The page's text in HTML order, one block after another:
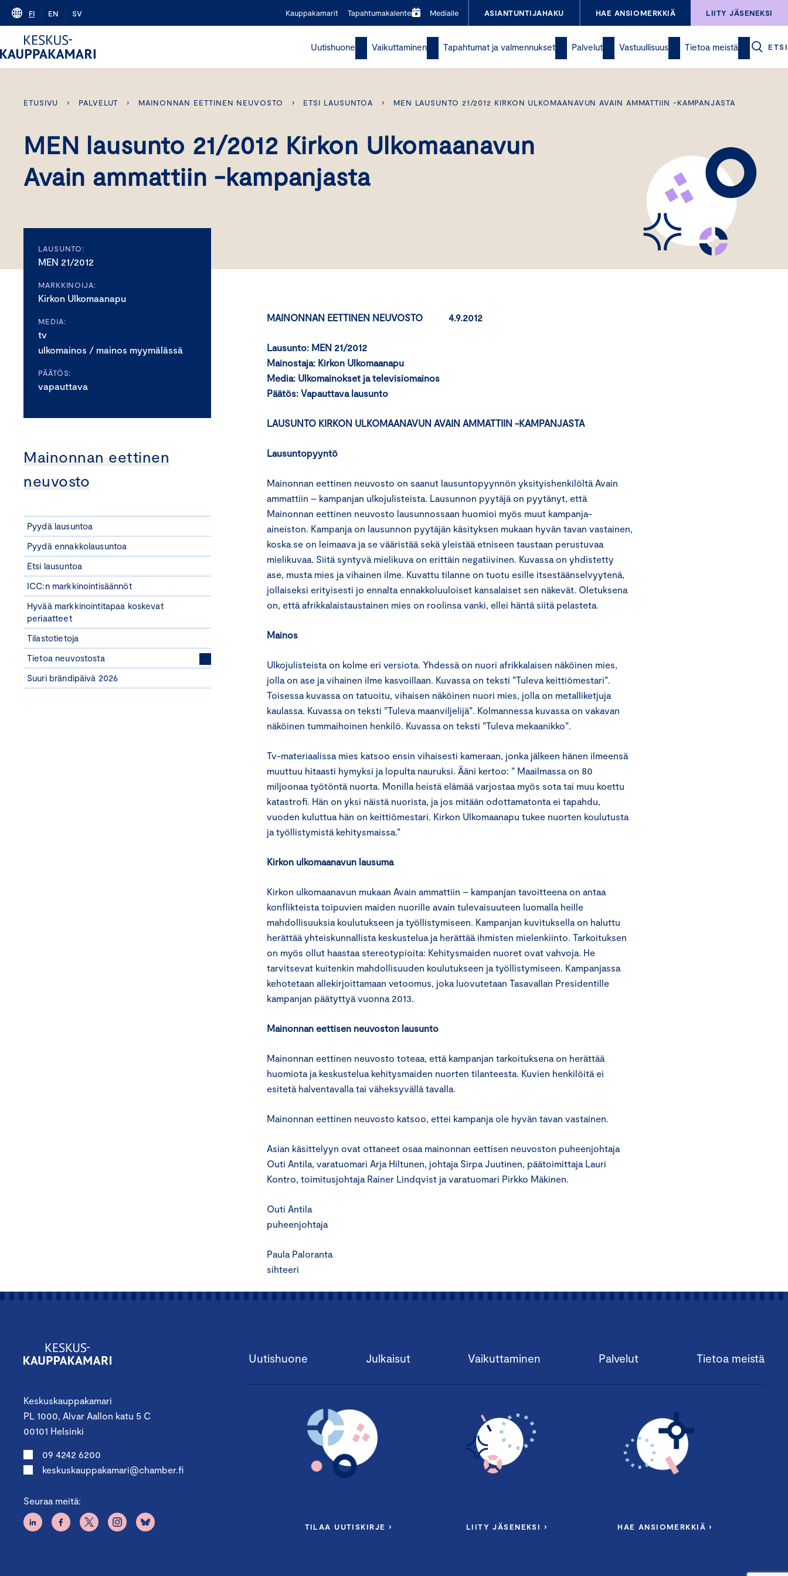
Skip
content
FI EN SV Kauppakamarit Tapahtumakalenteri Medialle ASIANTUNTIJAHAKU HAE ANSIOMERKKIÄ LIITY JÄSENEKSI
Uutishuone Vaikuttaminen Tapahtumat ja valmennukset Palvelut Vastuullisuus Tietoa meistä ETSI
ETUSIVU › PALVELUT › MAINONNAN EETTINEN NEUVOSTO › ETSI LAUSUNTOA › MEN LAUSUNTO 21/2012 KIRKON ULKOMAANAVUN AVAIN AMMATTIIN -KAMPANJASTA
MEN lausunto 21/2012 Kirkon Ulkomaanavun
Avain ammattiin -kampanjasta
LAUSUNTO:
MEN 21/2012
MARKKINOIJA:
Kirkon Ulkomaanapu
MEDIA:
tv
ulkomainos / mainos myymälässä
PÄÄTÖS:
vapauttava
Mainonnan eettinen
neuvosto
Pyydä lausuntoa
Pyydä ennakkolausuntoa
Etsi lausuntoa
ICC:n markkinointisäännöt
Hyvää markkinointitapaa koskevat
periaatteet
Tilastotietoja
Tietoa neuvostosta
Suuri brändipäivä 2026
MAINONNAN EETTINEN NEUVOSTO 4.9.2012
Lausunto: MEN 21/2012
Mainostaja: Kirkon Ulkomaanapu
Media: Ulkomainokset ja televisiomainos
Päätös: Vapauttava lausunto
LAUSUNTO KIRKON ULKOMAANAVUN AVAIN AMMATTIIN -KAMPANJASTA
Lausuntopyyntö
Mainonnan eettinen neuvosto on saanut lausuntopyynnön yksityishenkilöltä Avain
ammattiin – kampanjan ulkojulisteista. Lausunnon pyytäjä on pyytänyt, että
Mainonnan eettinen neuvosto lausunnossaan huomioi myös muut kampanja-
aineiston. Kampanja on lausunnon pyytäjän käsityksen mukaan hyvän tavan vastainen,
koska se on leimaava ja se vääristää sekä yleistää etniseen taustaan perustuvaa
mielikuvaa. Siitä syntyvä mielikuva on erittäin negatiivinen. Kuvassa on yhdistetty
ase, musta mies ja vihainen ilme. Kuvattu tilanne on tuotu esille itsestäänselvyytenä,
jollaiseksi erityisesti jo ennalta ennakkoluuloiset kansalaiset sen näkevät. Oletuksena
on, että afrikkalaistaustainen mies on roolinsa vanki, ellei häntä siitä pelasteta.
Mainos
Ulkojulisteista on kolme eri versiota. Yhdessä on nuori afrikkalaisen näköinen mies,
jolla on ase ja vihainen ilme kasvoillaan. Kuvassa on teksti ”Tuleva keittiömestari”.
Toisessa kuvassa on tatuoitu, vihaisen näköinen nuori mies, jolla on metalliketjuja
kaulassa. Kuvassa on teksti ”Tuleva maanviljelijä”. Kolmannessa kuvassa on vakavan
näköinen tummaihoinen henkilö. Kuvassa on teksti ”Tuleva mekaanikko”.
Tv-materiaalissa mies katsoo ensin vihaisesti kameraan, jonka jälkeen hänen ilmeensä
muuttuu hitaasti hymyksi ja lopulta nauruksi. Ääni kertoo: ” Maailmassa on 80
miljoonaa työtöntä nuorta. Monilla heistä elämää varjostaa myös sota tai muu koettu
katastrofi. Hän on yksi näistä nuorista, ja jos mitään odottamatonta ei tapahdu,
vuoden kuluttua hän on keittiömestari. Kirkon Ulkomaanapu tukee nuorten koulutusta
ja työllistymistä kehitysmaissa.”
Kirkon ulkomaanavun lausuma
Kirkon ulkomaanavun mukaan Avain ammattiin – kampanjan tavoitteena on antaa
konflikteista toipuvien maiden nuorille avain tulevaisuuteen luomalla heille
mahdollisuuksia koulutukseen ja työllistymiseen. Kampanjan kuvituksella on haluttu
herättää yhteiskunnallista keskustelua ja herättää ihmisten mielenkiinto. Tarkoituksen
on myös ollut haastaa stereotypioita: Kehitysmaiden nuoret ovat vahvoja. He
tarvitsevat kuitenkin mahdollisuuden koulutukseen ja työllistymiseen. Kampanjassa
kehotetaan allekirjoittamaan vetoomus, joka luovutetaan Tasavallan Presidentille
kampanjan päätyttyä vuonna 2013.
Mainonnan eettisen neuvoston lausunto
Mainonnan eettinen neuvosto toteaa, että kampanjan tarkoituksena on herättää
huomiota ja keskustelua kehitysmaiden nuorten tilanteesta. Kuvien henkilöitä ei
esitetä halventavalla tai väheksyvällä tavalla.
Mainonnan eettinen neuvosto katsoo, ettei kampanja ole hyvän tavan vastainen.
Asian käsittelyyn ovat ottaneet osaa mainonnan eettisen neuvoston puheenjohtaja
Outi Antila, varatuomari Arja Hiltunen, johtaja Sirpa Juutinen, päätoimittaja Lauri
Kontro, toimitusjohtaja Rainer Lindqvist ja varatuomari Pirkko Mäkinen.
Outi Antila
puheenjohtaja
Paula Paloranta
sihteeri
Keskuskauppakamari
PL 1000, Alvar Aallon katu 5 C
00101 Helsinki
09 4242 6200
keskuskauppakamari@chamber.fi
Seuraa meitä:
Uutishuone Julkaisut Vaikuttaminen Palvelut Tietoa meistä
TILAA UUTISKIRJE › LIITY JÄSENEKSI › HAE ANSIOMERKKIÄ ›